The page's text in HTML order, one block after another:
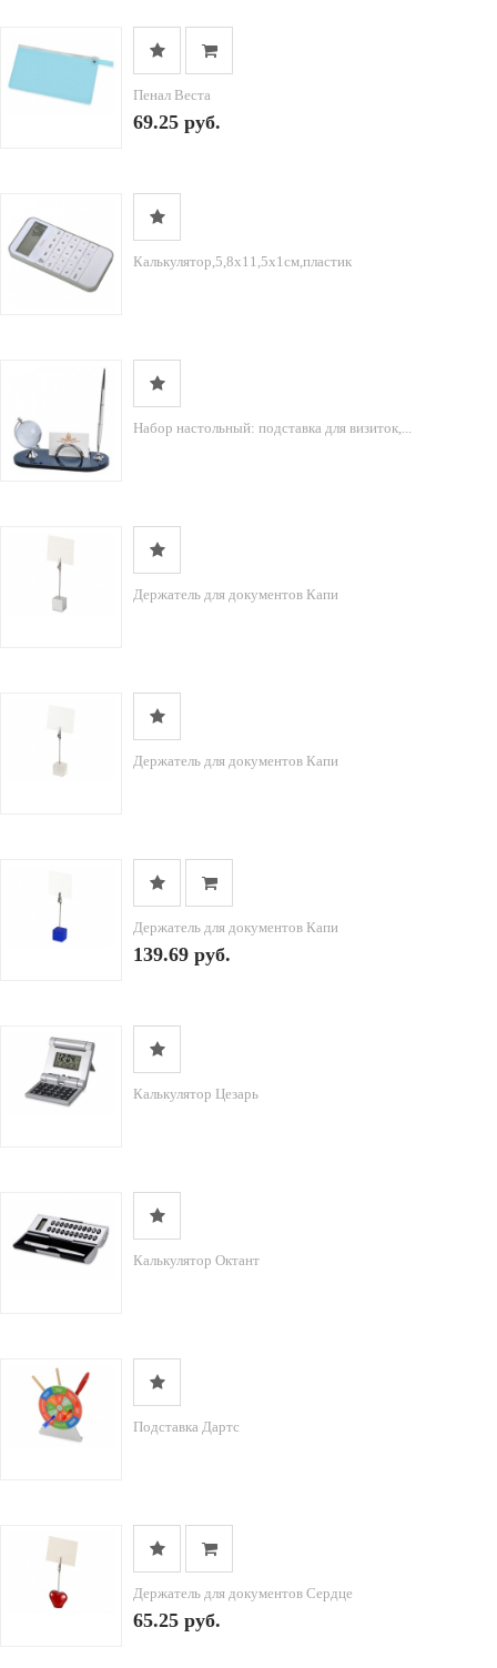
Пенал Веста
69.25 руб.
Калькулятор,5,8х11,5х1см,пластик
Набор настольный: подставка для визиток,...
Держатель для документов Капи
Держатель для документов Капи
Держатель для документов Капи
139.69 руб.
Калькулятор Цезарь
Калькулятор Октант
Подставка Дартс
Держатель для документов Сердце
65.25 руб.